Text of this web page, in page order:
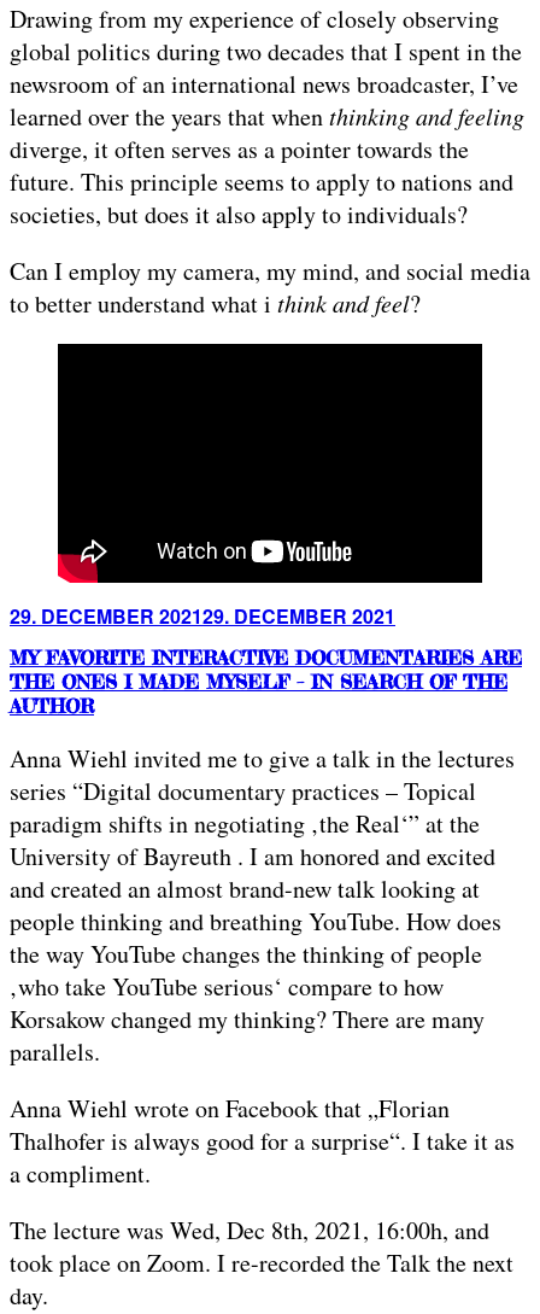
Drawing from my experience of closely observing
global politics during two decades that I spent in the
newsroom of an international news broadcaster, I’ve
learned over the years that whenthinking and feeling
diverge, it often serves as a pointer towards the
future. This principle seems to apply to nations and
societies, but does it also apply to individuals?
Can I employ my camera, my mind, and social media
to better understand what i think and feel?
Posted
29. DECEMBER 202129. DECEMBER 2021
MY FAVORITE INTERACTIVE DOCUMENTARIES ARE
THE ONES I MADE MYSELF – IN SEARCH OF THE
AUTHOR
Anna Wiehl invited me to give a talk in the lectures
series “Digital documentary practices – Topical
paradigm shifts in negotiating ‚the Real‘” at the
University of Bayreuth . I am honored and excited
and created an almost brand-new talk looking at
people thinking and breathing YouTube. How does
the way YouTube changes the thinking of people
‚who take YouTube serious‘ compare to how
Korsakow changed my thinking? There are many
parallels.
Anna Wiehl wrote on Facebook that „Florian
Thalhofer is always good for a surprise“. I take it as
a compliment.
The lecture was Wed, Dec 8th, 2021, 16:00h, and
took place on Zoom. I re-recorded the Talk the next
day.